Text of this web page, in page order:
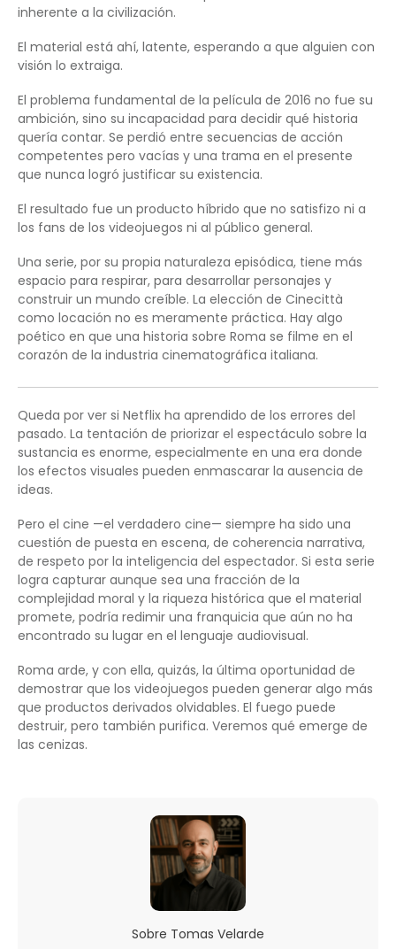
inherente a la civilización.
El material está ahí, latente, esperando a que alguien con
visión lo extraiga.
El problema fundamental de la película de 2016 no fue su
ambición, sino su incapacidad para decidir qué historia
quería contar. Se perdió entre secuencias de acción
competentes pero vacías y una trama en el presente
que nunca logró justificar su existencia.
El resultado fue un producto híbrido que no satisfizo ni a
los fans de los videojuegos ni al público general.
Una serie, por su propia naturaleza episódica, tiene más
espacio para respirar, para desarrollar personajes y
construir un mundo creíble. La elección de Cinecittà
como locación no es meramente práctica. Hay algo
poético en que una historia sobre Roma se filme en el
corazón de la industria cinematográfica italiana.
Queda por ver si Netflix ha aprendido de los errores del
pasado. La tentación de priorizar el espectáculo sobre la
sustancia es enorme, especialmente en una era donde
los efectos visuales pueden enmascarar la ausencia de
ideas.
Pero el cine —el verdadero cine— siempre ha sido una
cuestión de puesta en escena, de coherencia narrativa,
de respeto por la inteligencia del espectador. Si esta serie
logra capturar aunque sea una fracción de la
complejidad moral y la riqueza histórica que el material
promete, podría redimir una franquicia que aún no ha
encontrado su lugar en el lenguaje audiovisual.
Roma arde, y con ella, quizás, la última oportunidad de
demostrar que los videojuegos pueden generar algo más
que productos derivados olvidables. El fuego puede
destruir, pero también purifica. Veremos qué emerge de
las cenizas.
Sobre Tomas Velarde